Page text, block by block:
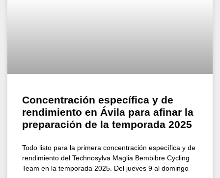
Concentración específica y de
rendimiento en Ávila para afinar la
preparación de la temporada 2025
Todo listo para la primera concentración específica y de
rendimiento del Technosylva Maglia Bembibre Cycling
Team en la temporada 2025. Del jueves 9 al domingo